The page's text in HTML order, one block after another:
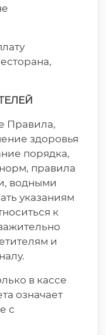
Правила,
здоровья
порядка,
правила
водными
указаниям
к
и
в кассе
означает
с